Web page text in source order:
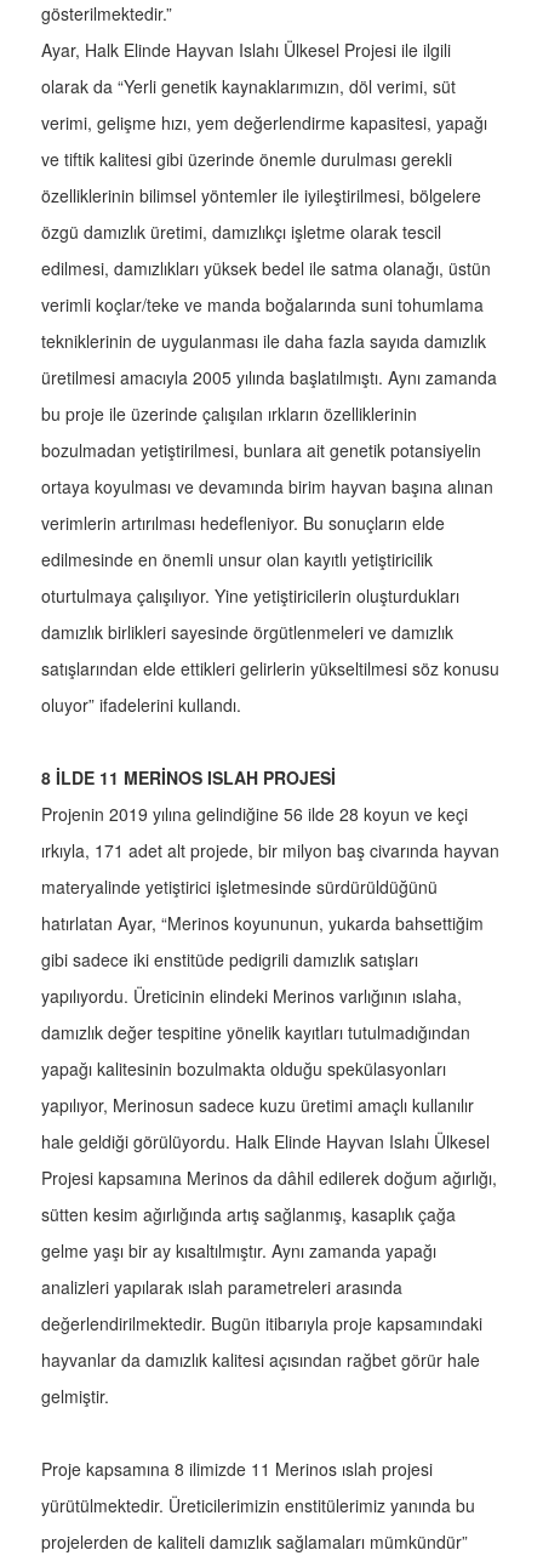
gösterilmektedir.”
Ayar, Halk Elinde Hayvan Islahı Ülkesel Projesi ile ilgili
olarak da “Yerli genetik kaynaklarımızın, döl verimi, süt
verimi, gelişme hızı, yem değerlendirme kapasitesi, yapağı
ve tiftik kalitesi gibi üzerinde önemle durulması gerekli
özelliklerinin bilimsel yöntemler ile iyileştirilmesi, bölgelere
özgü damızlık üretimi, damızlıkçı işletme olarak tescil
edilmesi, damızlıkları yüksek bedel ile satma olanağı, üstün
verimli koçlar/teke ve manda boğalarında suni tohumlama
tekniklerinin de uygulanması ile daha fazla sayıda damızlık
üretilmesi amacıyla 2005 yılında başlatılmıştı. Aynı zamanda
bu proje ile üzerinde çalışılan ırkların özelliklerinin
bozulmadan yetiştirilmesi, bunlara ait genetik potansiyelin
ortaya koyulması ve devamında birim hayvan başına alınan
verimlerin artırılması hedefleniyor. Bu sonuçların elde
edilmesinde en önemli unsur olan kayıtlı yetiştiricilik
oturtulmaya çalışılıyor. Yine yetiştiricilerin oluşturdukları
damızlık birlikleri sayesinde örgütlenmeleri ve damızlık
satışlarından elde ettikleri gelirlerin yükseltilmesi söz konusu
oluyor” ifadelerini kullandı.
8 İLDE 11 MERİNOS ISLAH PROJESİ
Projenin 2019 yılına gelindiğine 56 ilde 28 koyun ve keçi
ırkıyla, 171 adet alt projede, bir milyon baş civarında hayvan
materyalinde yetiştirici işletmesinde sürdürüldüğünü
hatırlatan Ayar, “Merinos koyununun, yukarda bahsettiğim
gibi sadece iki enstitüde pedigrili damızlık satışları
yapılıyordu. Üreticinin elindeki Merinos varlığının ıslaha,
damızlık değer tespitine yönelik kayıtları tutulmadığından
yapağı kalitesinin bozulmakta olduğu spekülasyonları
yapılıyor, Merinosun sadece kuzu üretimi amaçlı kullanılır
hale geldiği görülüyordu. Halk Elinde Hayvan Islahı Ülkesel
Projesi kapsamına Merinos da dâhil edilerek doğum ağırlığı,
sütten kesim ağırlığında artış sağlanmış, kasaplık çağa
gelme yaşı bir ay kısaltılmıştır. Aynı zamanda yapağı
analizleri yapılarak ıslah parametreleri arasında
değerlendirilmektedir. Bugün itibarıyla proje kapsamındaki
hayvanlar da damızlık kalitesi açısından rağbet görür hale
gelmiştir.
Proje kapsamına 8 ilimizde 11 Merinos ıslah projesi
yürütülmektedir. Üreticilerimizin enstitülerimiz yanında bu
projelerden de kaliteli damızlık sağlamaları mümkündür”